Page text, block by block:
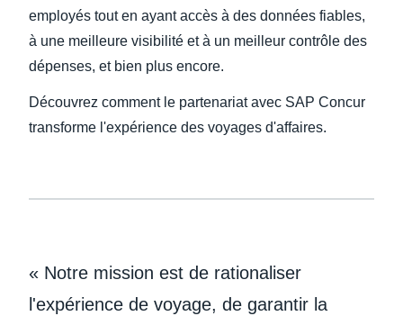
employés tout en ayant accès à des données fiables,
à une meilleure visibilité et à un meilleur contrôle des
dépenses, et bien plus encore.
Découvrez comment le partenariat avec SAP Concur
transforme l'expérience des voyages d'affaires.
« Notre mission est de rationaliser
l'expérience de voyage, de garantir la